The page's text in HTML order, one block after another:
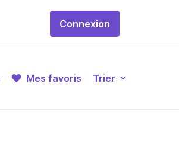
Connexion
Mes favoris Trier